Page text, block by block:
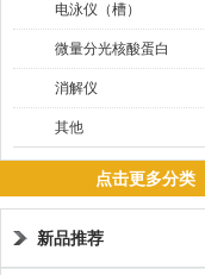
电泳仪（槽）
微量分光核酸蛋白
消解仪
其他
点击更多分类
新品推荐